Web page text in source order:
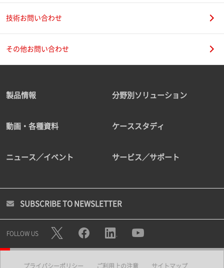
技術お問い合わせ
その他お問い合わせ
製品情報 分野別ソリューション
動画・各種資料 ケーススタディ
ニュース／イベント サービス／サポート
SUBSCRIBE TO NEWSLETTER
FOLLOW US
プライバシーポリシー ご利用上の注意 サイトマップ